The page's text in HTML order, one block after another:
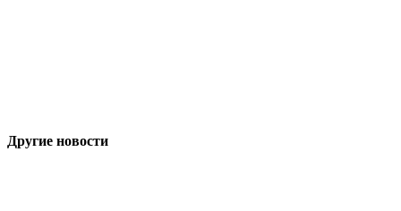
Другие новости